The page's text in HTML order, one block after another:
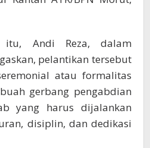
itu, Andi Reza, dalam
pelantikan tersebut
atau formalitas
gerbang pengabdian
yang harus dijalankan
disiplin, dan dedikasi